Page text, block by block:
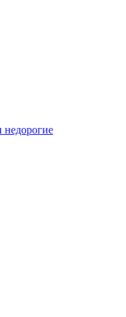
недорогие